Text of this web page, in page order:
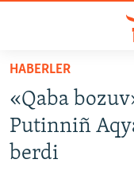
Esas
qaytmaq
Baş
navigatsiyağa
qaytmaq
HABERLER
SİYASET
İQTİSADİYAT
HABERLER
«Qaba
Putinniñ
berdi